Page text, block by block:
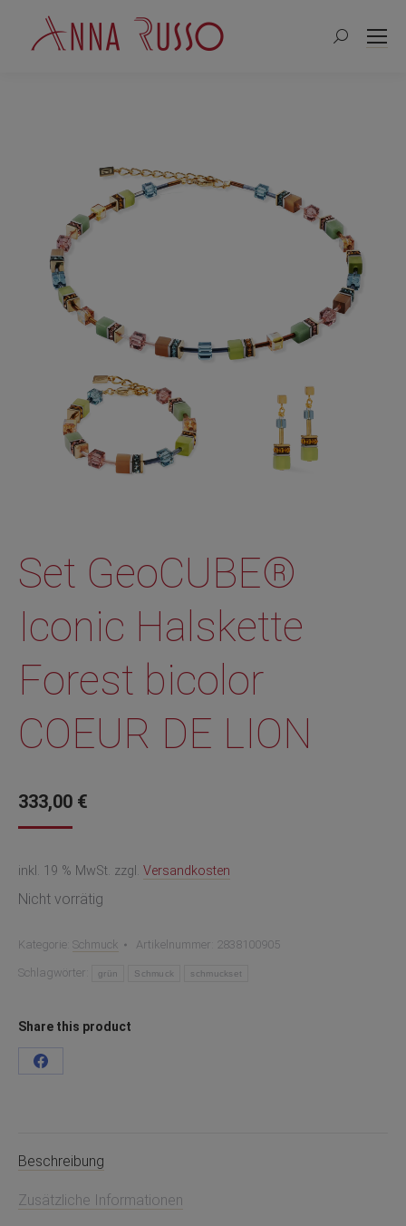
Search:
Set GeoCUBE®
Iconic Halskette
Forest bicolor
COEUR DE LION
333,00 €
inkl. 19 % MwSt. zzgl. Versandkosten
Nicht vorrätig
Kategorie: Schmuck Artikelnummer: 2838100905
Schlagwörter: grün Schmuck schmuckset
Share this product
Teilen
Beschreibung
Zusätzliche Informationen